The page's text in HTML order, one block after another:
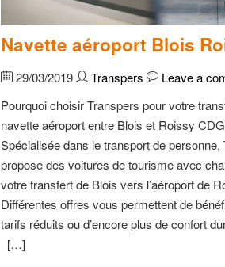
Navette aéroport Blois
29/03/2019 Transpers
Leave a
Pourquoi choisir Transpers pour votre
navette aéroport entre Blois et Roissy
Spécialisée dans le transport de personne,
propose des voitures de tourisme avec
votre transfert de Blois vers l’aéroport de
Différentes offres vous permettent de
tarifs réduits ou d’encore plus de confort
[…]